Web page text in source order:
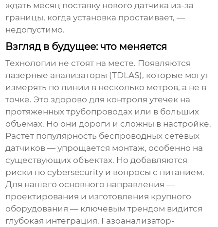
ждать месяц поставку нового датчика из-за
границы, когда установка простаивает, —
недопустимо.
Взгляд в будущее: что меняется
Технологии не стоят на месте. Появляются
лазерные анализаторы (TDLAS), которые могут
измерять по линии в несколько метров, а не в
точке. Это здорово для контроля утечек на
протяженных трубопроводах или в больших
объемах. Но они дороги и сложны в настройке.
Растет популярность беспроводных сетевых
датчиков — упрощается монтаж, особенно на
существующих объектах. Но добавляются
риски по cybersecurity и вопросы с питанием.
Для нашего основного направления —
проектирования и изготовления крупного
оборудования — ключевым трендом видится
глубокая интеграция. Газоанализатор-